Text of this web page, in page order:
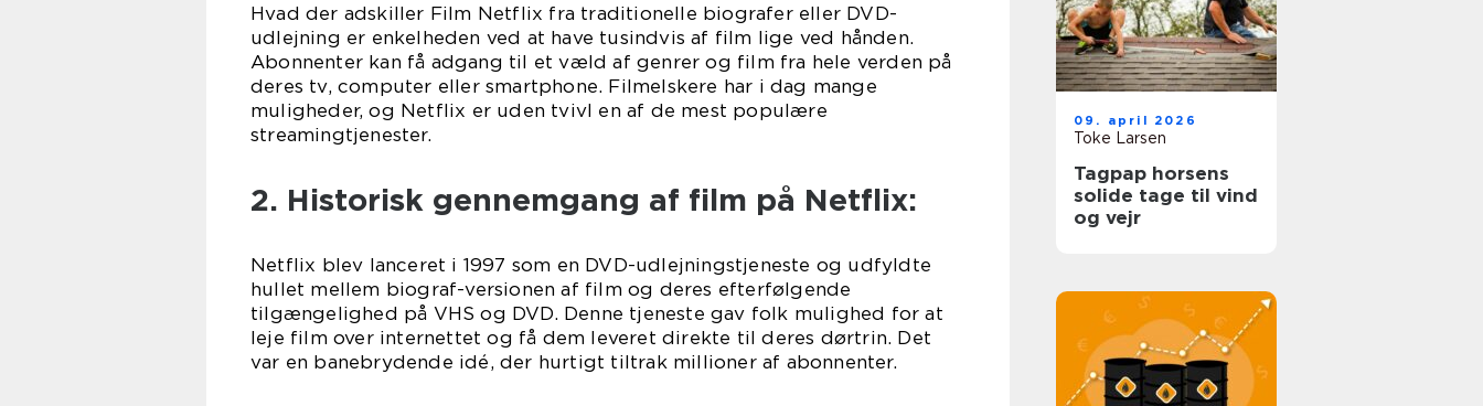
Hvad der adskiller Film Netflix fra traditionelle biografer eller DVD-
udlejning er enkelheden ved at have tusindvis af film lige ved hånden.
Abonnenter kan få adgang til et væld af genrer og film fra hele verden på
deres tv, computer eller smartphone. Filmelskere har i dag mange
muligheder, og Netflix er uden tvivl en af de mest populære
streamingtjenester.
2. Historisk gennemgang af film på Netflix:
Netflix blev lanceret i 1997 som en DVD-udlejningstjeneste og udfyldte
hullet mellem biograf-versionen af film og deres efterfølgende
tilgængelighed på VHS og DVD. Denne tjeneste gav folk mulighed for at
leje film over internettet og få dem leveret direkte til deres dørtrin. Det
var en banebrydende idé, der hurtigt tiltrak millioner af abonnenter.
09. april 2026
Toke Larsen
Tagpap horsens
solide tage til vind
og vejr